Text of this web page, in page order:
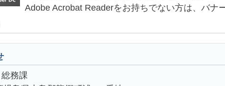
Adobe Acrobat Readerをお持ちでない方は、バナ
務課